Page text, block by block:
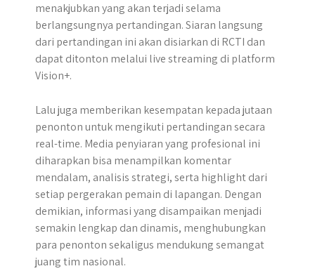
menakjubkan yang akan terjadi selama
berlangsungnya pertandingan. Siaran langsung
dari pertandingan ini akan disiarkan di RCTI dan
dapat ditonton melalui live streaming di platform
Vision+.
Lalu juga memberikan kesempatan kepada jutaan
penonton untuk mengikuti pertandingan secara
real-time. Media penyiaran yang profesional ini
diharapkan bisa menampilkan komentar
mendalam, analisis strategi, serta highlight dari
setiap pergerakan pemain di lapangan. Dengan
demikian, informasi yang disampaikan menjadi
semakin lengkap dan dinamis, menghubungkan
para penonton sekaligus mendukung semangat
juang tim nasional.